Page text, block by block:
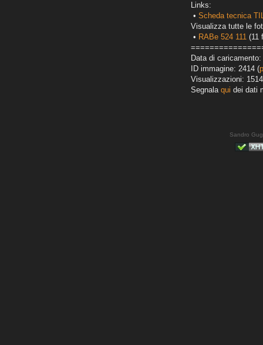
Links:
• Scheda tecnica
Visualizza tutte le
• RABe 524 111 (11
Data di
ID immagine: 2414 (
Visualizzazioni: 1514
Segnala qui dei dati
Sandro